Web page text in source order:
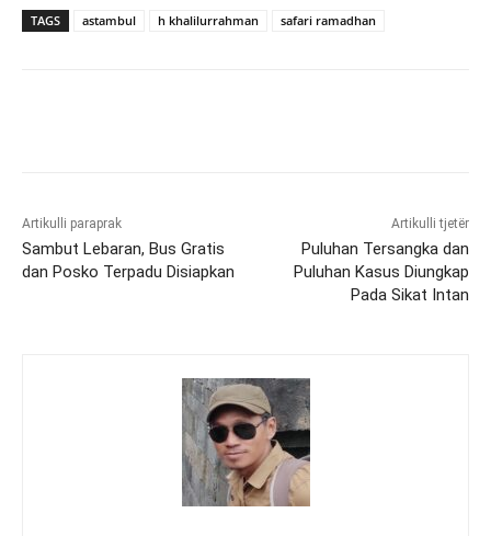
TAGS astambul h khalilurrahman safari ramadhan
Artikulli paraprak
Sambut Lebaran, Bus Gratis
dan Posko Terpadu Disiapkan
Artikulli tjetër
Puluhan Tersangka dan
Puluhan Kasus Diungkap
Pada Sikat Intan